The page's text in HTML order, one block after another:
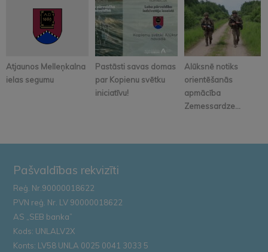
Atjaunos Melleņkalna
ielas segumu
Pastāsti savas domas
par Kopienu svētku
iniciatīvu!
Alūksnē notiks
orientēšanās
apmācība
Zemessardze...
Pašvaldības rekvizīti
Reģ. Nr.90000018622
PVN reģ. Nr. LV 90000018622
AS „SEB banka”
Kods: UNLALV2X
Konts: LV58 UNLA 0025 0041 3033 5